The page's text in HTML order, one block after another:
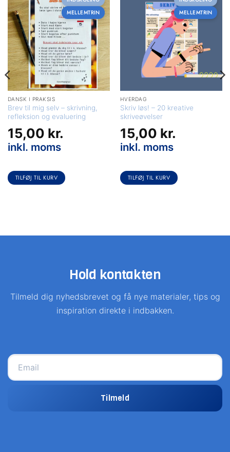
MELLEMTRIN
DANSK I PRAKSIS
Brev til mig selv – skrivning,
refleksion og evaluering
15,00 kr.
inkl. moms
TILFØJ TIL KURV
MELLEMTRIN
HVERDAG
Skriv løs! – 20 kreative
skriveøvelser
15,00 kr.
inkl. moms
TILFØJ TIL KURV
Hold kontakten
Tilmeld dig nyhedsbrevet og få nye materialer, tips og
inspiration direkte i indbakken.
Tilmeld